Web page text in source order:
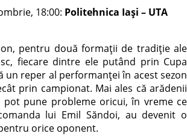
18:00: Politehnica Iași – UTA
pentru două formații de tradiție ale
fiecare dintre ele putând prin Cupa
un reper al performanței în acest sezon
prin campionat. Mai ales că arădenii
pune probleme oricui, în vreme ce
lui Emil Săndoi, au devenit o
orice oponent.